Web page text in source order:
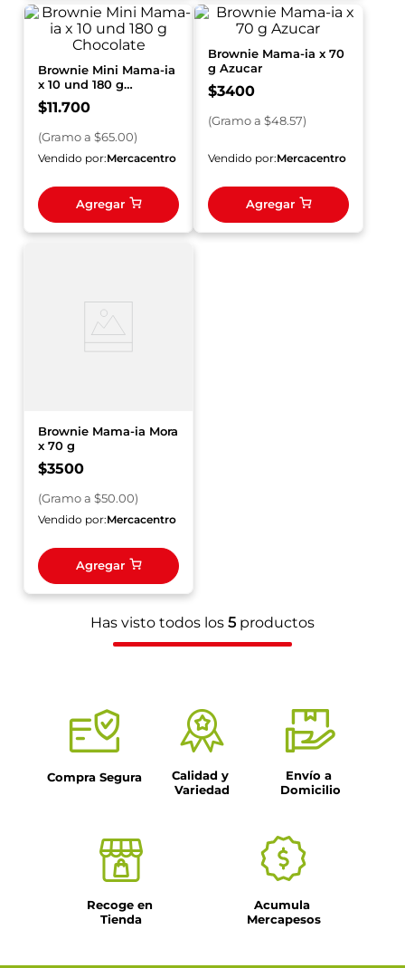
Brownie Mini Mama-ia
x 10 und 180 g
Chocolate
$11.700
(Gramoa $65.00)
Vendido por:Mercacentro
Agregar
Brownie Mama-ia x 70
g Azucar
$3400
(Gramoa $48.57)
Vendido por:Mercacentro
Agregar
Brownie Mama-ia Mora
x 70 g
$3500
(Gramoa $50.00)
Vendido por:Mercacentro
Agregar
Has visto todos los 5 productos
Compra Segura
Calidad y
Variedad
Envío a
Domicilio
Recoge en
Tienda
Acumula
Mercapesos